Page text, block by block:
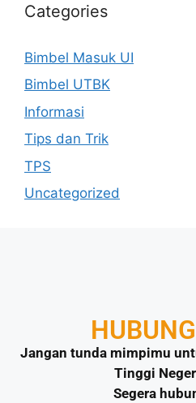
Categories
Bimbel Masuk UI
Bimbel UTBK
Informasi
Tips dan Trik
TPS
Uncategorized
Jangan tunda mimpimu
Tinggi
Segera